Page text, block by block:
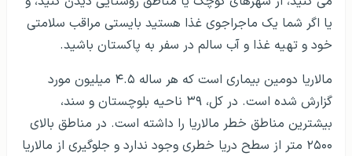
یا اگر شما یک ماجراجوی غذا هستید بایستی مراقب سلامتی
خود و تهیه غذا و آب سالم در سفر به پاکستان باشید.
مالاریا دومین بیماری است که هر ساله ۴.۵ میلیون مورد
گزارش شده است. در کل، ۳۹ ناحیه بلوچستان و سند،
بیشترین مناطق خطر مالاریا را داشته است. در مناطق بالای
۲۵۰۰ متر از سطح دریا خطری وجود ندارد و جلوگیری از مالاریا